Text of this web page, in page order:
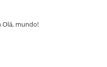
Olá, mundo!